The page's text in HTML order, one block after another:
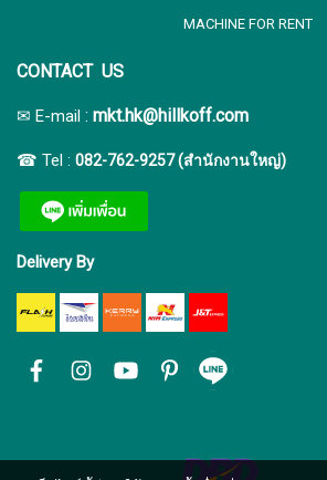
MACHINE FOR RENT
CONTACT US
✉ E-mail : mkt.hk@hillkoff.com
☎ Tel : 082-762-9257 (สำนักงานใหญ่)
Delivery By